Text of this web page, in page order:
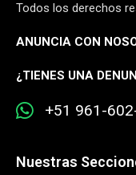
Todos los derechos
ANUNCIA CON
¿TIENES UNA
+51 961-
Nuestras